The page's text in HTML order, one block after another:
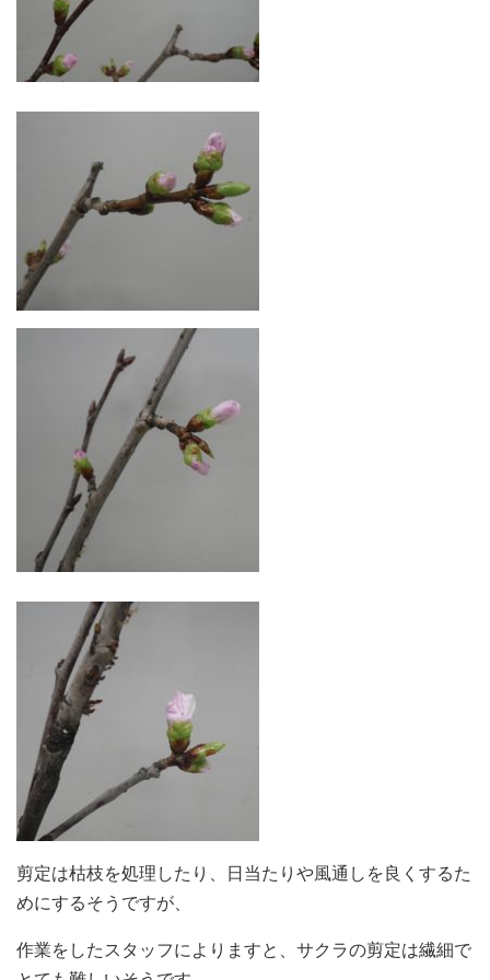
剪定は枯枝を処理したり、日当たりや風通しを良くするた
めにするそうですが、
作業をしたスタッフによりますと、サクラの剪定は繊細で